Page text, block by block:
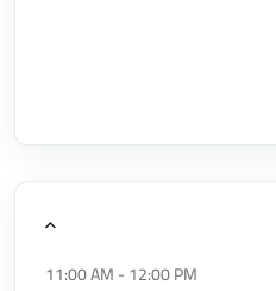
11:00 AM - 12:00 PM